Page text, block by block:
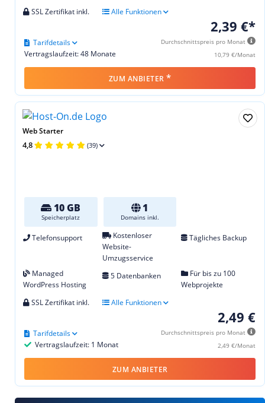
SSL Zertifikat inkl. Alle Funktionen
2,39 €*
Durchschnittspreis pro Monat
10,79 €/Monat
Vertragslaufzeit: 48 Monate
Tarifdetails
ZUM ANBIETER *
Web Starter
4,8 (39)
10 GB
Speicherplatz
1
Domains inkl.
Telefonsupport
Kostenloser
Website-
Umzugsservice
Tägliches Backup
Managed
WordPress Hosting
5 Datenbanken
Für bis zu 100
Webprojekte
SSL Zertifikat inkl.
Alle Funktionen
2,49 €
Durchschnittspreis pro Monat
2,49 €/Monat
Vertragslaufzeit: 1 Monat
Tarifdetails
ZUM ANBIETER